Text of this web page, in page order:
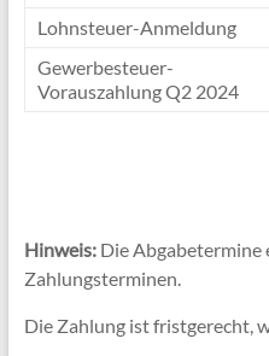
Lohnsteuer-Anmeldung
Gewerbesteuer-
Vorauszahlung Q2 2024
Hinweis:Die Abgabetermine
Zahlungsterminen.
Die Zahlung ist fristgerecht,